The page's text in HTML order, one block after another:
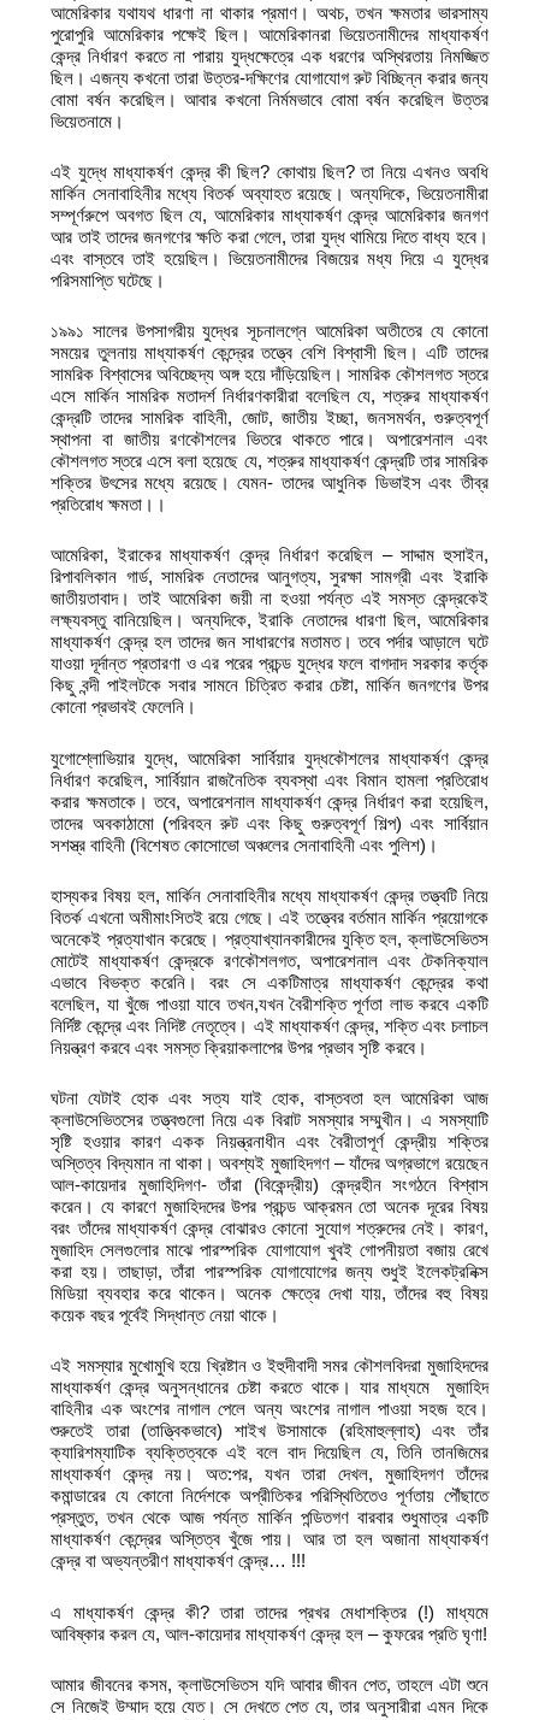
আমেরিকার যথাযথ ধারণা না থাকার প্রমাণ। অথচ, তখন ক্ষমতার ভারসাম্য
পুরোপুরি আমেরিকার পক্ষেই ছিল। আমেরিকানরা ভিয়েতনামীদের মাধ্যাকর্ষণ
কেন্দ্র নির্ধারণ করতে না পারায় যুদ্ধক্ষেত্রে এক ধরণের অস্থিরতায় নিমজ্জিত
ছিল। এজন্য কখনো তারা উত্তর-দক্ষিণের যোগাযোগ রুট বিচ্ছিন্ন করার জন্য
বোমা বর্ষন করেছিল। আবার কখনো নির্মমভাবে বোমা বর্ষন করেছিল উত্তর
ভিয়েতনামে।
এই যুদ্ধে মাধ্যাকর্ষণ কেন্দ্র কী ছিল? কোথায় ছিল? তা নিয়ে এখনও অবধি
মার্কিন সেনাবাহিনীর মধ্যে বিতর্ক অব্যাহত রয়েছে। অন্যদিকে, ভিয়েতনামীরা
সম্পূর্ণরুপে অবগত ছিল যে, আমেরিকার মাধ্যাকর্ষণ কেন্দ্র আমেরিকার জনগণ
আর তাই তাদের জনগণের ক্ষতি করা গেলে, তারা যুদ্ধ থামিয়ে দিতে বাধ্য হবে।
এবং বাস্তবে তাই হয়েছিল। ভিয়েতনামীদের বিজয়ের মধ্য দিয়ে এ যুদ্ধের
পরিসমাপ্তি ঘটেছে।
১৯৯১ সালের উপসাগরীয় যুদ্ধের সূচনালগ্নে আমেরিকা অতীতের যে কোনো
সময়ের তুলনায় মাধ্যাকর্ষণ কেন্দ্রের তত্ত্বে বেশি বিশ্বাসী ছিল। এটি তাদের
সামরিক বিশ্বাসের অবিচ্ছেদ্য অঙ্গ হয়ে দাঁড়িয়েছিল। সামরিক কৌশলগত স্তরে
এসে মার্কিন সামরিক মতাদর্শ নির্ধারণকারীরা বলেছিল যে, শত্রুর মাধ্যাকর্ষণ
কেন্দ্রটি তাদের সামরিক বাহিনী, জোট, জাতীয় ইচ্ছা, জনসমর্থন, গুরুত্বপূর্ণ
স্থাপনা বা জাতীয় রণকৌশলের ভিতরে থাকতে পারে। অপারেশনাল এবং
কৌশলগত স্তরে এসে বলা হয়েছে যে, শত্রুর মাধ্যাকর্ষণ কেন্দ্রটি তার সামরিক
শক্তির উৎসের মধ্যে রয়েছে। যেমন- তাদের আধুনিক ডিভাইস এবং তীব্র
প্রতিরোধ ক্ষমতা।।
আমেরিকা, ইরাকের মাধ্যাকর্ষণ কেন্দ্র নির্ধারণ করেছিল – সাদ্দাম হুসাইন,
রিপাবলিকান গার্ড, সামরিক নেতাদের আনুগত্য, সুরক্ষা সামগ্রী এবং ইরাকি
জাতীয়তাবাদ। তাই আমেরিকা জয়ী না হওয়া পর্যন্ত এই সমস্ত কেন্দ্রকেই
লক্ষ্যবস্তু বানিয়েছিল। অন্যদিকে, ইরাকি নেতাদের ধারণা ছিল, আমেরিকার
মাধ্যাকর্ষণ কেন্দ্র হল তাদের জন সাধারণের মতামত। তবে পর্দার আড়ালে ঘটে
যাওয়া দূর্দান্ত প্রতারণা ও এর পরের প্রচন্ড যুদ্ধের ফলে বাগদাদ সরকার কর্তৃক
কিছু বন্দী পাইলটকে সবার সামনে চিত্রিত করার চেষ্টা, মার্কিন জনগণের উপর
কোনো প্রভাবই ফেলেনি।
যুগোশ্লোভিয়ার যুদ্ধে, আমেরিকা সার্বিয়ার যুদ্ধকৌশলের মাধ্যাকর্ষণ কেন্দ্র
নির্ধারণ করেছিল, সার্বিয়ান রাজনৈতিক ব্যবস্থা এবং বিমান হামলা প্রতিরোধ
করার ক্ষমতাকে। তবে, অপারেশনাল মাধ্যাকর্ষণ কেন্দ্র নির্ধারণ করা হয়েছিল,
তাদের অবকাঠামো (পরিবহন রুট এবং কিছু গুরুত্বপূর্ণ শিল্প) এবং সার্বিয়ান
সশস্ত্র বাহিনী (বিশেষত কোসোভো অঞ্চলের সেনাবাহিনী এবং পুলিশ)।
হাস্যকর বিষয় হল, মার্কিন সেনাবাহিনীর মধ্যে মাধ্যাকর্ষণ কেন্দ্র তত্ত্বটি নিয়ে
বিতর্ক এখনো অমীমাংসিতই রয়ে গেছে। এই তত্ত্বের বর্তমান মার্কিন প্রয়োগকে
অনেকেই প্রত্যাখান করেছে। প্রত্যাখ্যানকারীদের যুক্তি হল, ক্লাউসেভিতস
মোটেই মাধ্যাকর্ষণ কেন্দ্রকে রণকৌশলগত, অপারেশনাল এবং টেকনিক্যাল
এভাবে বিভক্ত করেনি। বরং সে একটিমাত্র মাধ্যাকর্ষণ কেন্দ্রের কথা
বলেছিল, যা খুঁজে পাওয়া যাবে তখন,যখন বৈরীশক্তি পূর্ণতা লাভ করবে একটি
নির্দিষ্ট কেন্দ্রে এবং নিদিষ্ট নেতৃত্বে। এই মাধ্যাকর্ষণ কেন্দ্র, শক্তি এবং চলাচল
নিয়ন্ত্রণ করবে এবং সমস্ত ক্রিয়াকলাপের উপর প্রভাব সৃষ্টি করবে।
ঘটনা যেটাই হোক এবং সত্য যাই হোক, বাস্তবতা হল আমেরিকা আজ
ক্লাউসেভিতসের তত্ত্বগুলো নিয়ে এক বিরাট সমস্যার সম্মুখীন। এ সমস্যাটি
সৃষ্টি হওয়ার কারণ একক নিয়ন্ত্রনাধীন এবং বৈরীতাপূর্ণ কেন্দ্রীয় শক্তির
অস্তিত্ব বিদ্যমান না থাকা। অবশ্যই মুজাহিদগণ – যাঁদের অগ্রভাগে রয়েছেন
আল-কায়েদার মুজাহিদিগণ- তাঁরা (বিকেন্দ্রীয়) কেন্দ্রহীন সংগঠনে বিশ্বাস
করেন। যে কারণে মুজাহিদদের উপর প্রচন্ড আক্রমন তো অনেক দূরের বিষয়
বরং তাঁদের মাধ্যাকর্ষণ কেন্দ্র বোঝারও কোনো সুযোগ শত্রুদের নেই। কারণ,
মুজাহিদ সেলগুলোর মাঝে পারস্পরিক যোগাযোগ খুবই গোপনীয়তা বজায় রেখে
করা হয়। তাছাড়া, তাঁরা পারস্পরিক যোগাযোগের জন্য শুধুই ইলেকট্রনিক্স
মিডিয়া ব্যবহার করে থাকেন। অনেক ক্ষেত্রে দেখা যায়, তাঁদের বহু বিষয়
কয়েক বছর পূর্বেই সিদ্ধান্ত নেয়া থাকে।
এই সমস্যার মুখোমুখি হয়ে খ্রিষ্টান ও ইহুদীবাদী সমর কৌশলবিদরা মুজাহিদদের
মাধ্যাকর্ষণ কেন্দ্র অনুসন্ধানের চেষ্টা করতে থাকে। যার মাধ্যমে মুজাহিদ
বাহিনীর এক অংশের নাগাল পেলে অন্য অংশের নাগাল পাওয়া সহজ হবে।
শুরুতেই তারা (তাত্ত্বিকভাবে) শাইখ উসামাকে (রহিমাহুল্লাহ) এবং তাঁর
ক্যারিশম্যাটিক ব্যক্তিত্বকে এই বলে বাদ দিয়েছিল যে, তিনি তানজিমের
মাধ্যাকর্ষণ কেন্দ্র নয়। অত:পর, যখন তারা দেখল, মুজাহিদগণ তাঁদের
কমান্ডারের যে কোনো নির্দেশকে অপ্রীতিকর পরিস্থিতিতেও পূর্ণতায় পৌঁছাতে
প্রস্তুত, তখন থেকে আজ পর্যন্ত মার্কিন পন্ডিতগণ বারবার শুধুমাত্র একটি
মাধ্যাকর্ষণ কেন্দ্রের অস্তিত্ব খুঁজে পায়। আর তা হল অজানা মাধ্যাকর্ষণ
কেন্দ্র বা অভ্যন্তরীণ মাধ্যাকর্ষণ কেন্দ্র… !!!
এ মাধ্যাকর্ষণ কেন্দ্র কী? তারা তাদের প্রখর মেধাশক্তির (!) মাধ্যমে
আবিষ্কার করল যে, আল-কায়েদার মাধ্যাকর্ষণ কেন্দ্র হল – কুফরের প্রতি ঘৃণা!
আমার জীবনের কসম, ক্লাউসেভিতস যদি আবার জীবন পেত, তাহলে এটা শুনে
সে নিজেই উম্মাদ হয়ে যেত। সে দেখতে পেত যে, তার অনুসারীরা এমন দিকে